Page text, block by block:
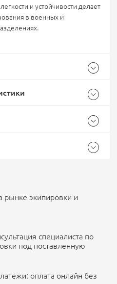
и устойчивости делает
в военных и
EMS Почта России
СДЭК -
44
О СКЛАДЕ
рынке экипировки и
специалиста по
под поставленную
оплата онлайн без